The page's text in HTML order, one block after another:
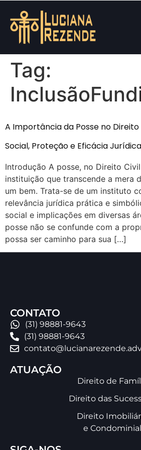
Tag:
A Importância da Posse no Direito
Social, Proteção e Eficácia Jurídica
Introdução A posse, no Direito
instituição que transcende a mera
um bem. Trata-se de um instituto
relevância jurídica prática e
social e implicações em diversas
posse não se confunde com a
possa ser caminho para sua […]
CONTATO
(31) 98881-9643
(31) 98881-9643
ATUAÇÃO
Direito de
Direito das
Direito
e Condominial